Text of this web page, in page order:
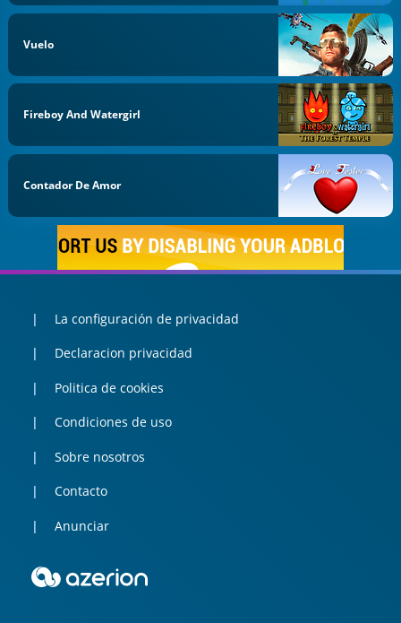
Vuelo
Fireboy And Watergirl
Contador De Amor
La configuración de privacidad
Declaracion privacidad
Politica de cookies
Condiciones de uso
Sobre nosotros
Contacto
Anunciar